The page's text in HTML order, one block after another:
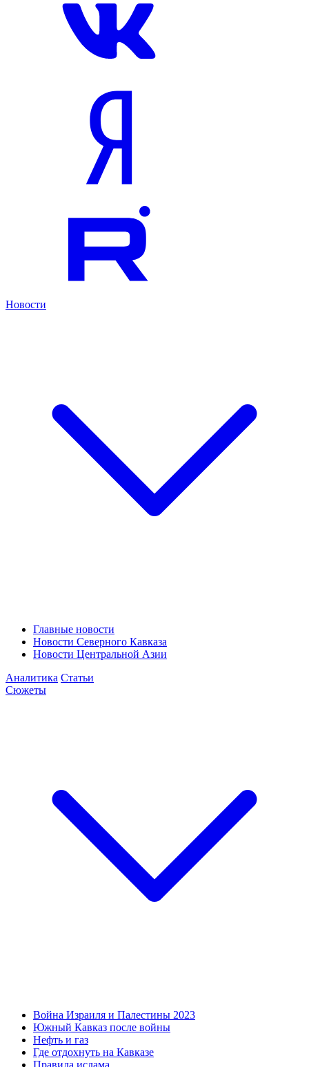
Новости
Главные новости
Новости Северного Кавказа
Новости Центральной Азии
Аналитика Статьи
Сюжеты
Война Израиля и Палестины 2023
Южный Кавказ после войны
Нефть и газ
Где отдохнуть на Кавказе
Правила ислама